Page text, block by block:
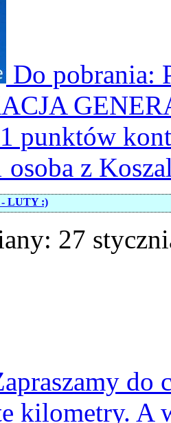
Do pobrania:
punktów
osoba z
- LUTY :)
27
do
kilometry. A